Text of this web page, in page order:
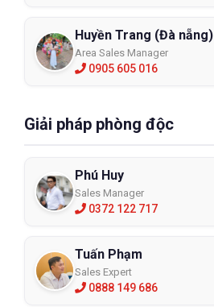
Huyền Trang (Đà nẵng)
Area Sales Manager
0905 605 016
Giải pháp phòng độc
Phú Huy
Sales Manager
0372 122 717
Tuấn Phạm
Sales Expert
0888 149 686